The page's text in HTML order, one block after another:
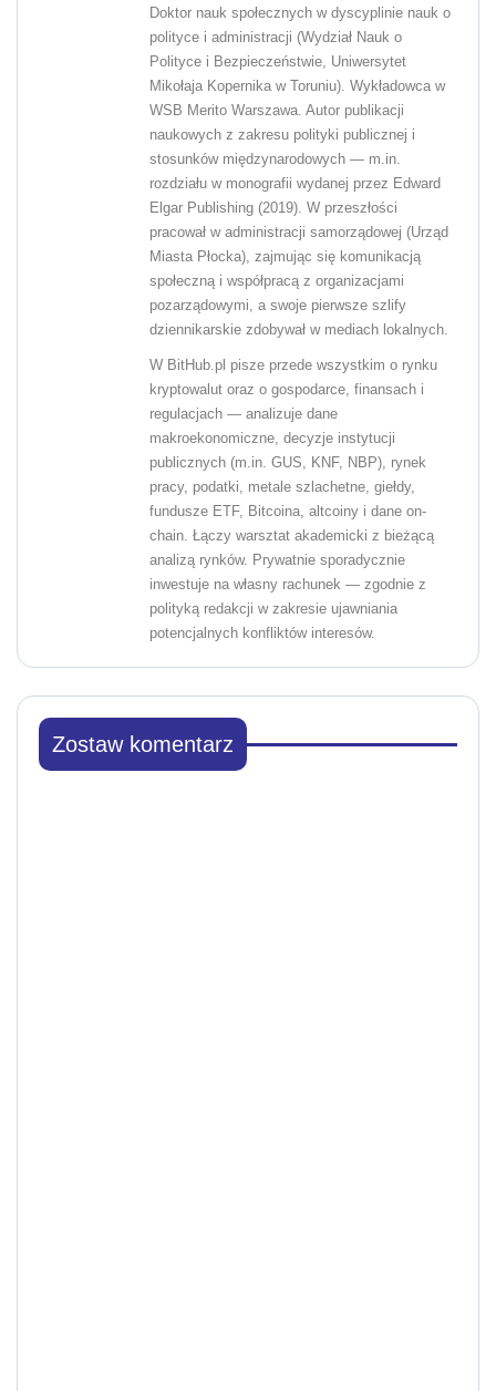
Doktor nauk społecznych w dyscyplinie nauk o
polityce i administracji (Wydział Nauk o
Polityce i Bezpieczeństwie, Uniwersytet
Mikołaja Kopernika w Toruniu). Wykładowca w
WSB Merito Warszawa. Autor publikacji
naukowych z zakresu polityki publicznej i
stosunków międzynarodowych — m.in.
rozdziału w monografii wydanej przez Edward
Elgar Publishing (2019). W przeszłości
pracował w administracji samorządowej (Urząd
Miasta Płocka), zajmując się komunikacją
społeczną i współpracą z organizacjami
pozarządowymi, a swoje pierwsze szlify
dziennikarskie zdobywał w mediach lokalnych.
W BitHub.pl pisze przede wszystkim o rynku
kryptowalut oraz o gospodarce, finansach i
regulacjach — analizuje dane
makroekonomiczne, decyzje instytucji
publicznych (m.in. GUS, KNF, NBP), rynek
pracy, podatki, metale szlachetne, giełdy,
fundusze ETF, Bitcoina, altcoiny i dane on-
chain. Łączy warsztat akademicki z bieżącą
analizą rynków. Prywatnie sporadycznie
inwestuje na własny rachunek — zgodnie z
polityką redakcji w zakresie ujawniania
potencjalnych konfliktów interesów.
Zostaw komentarz